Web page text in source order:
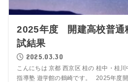
2025年度 開建高校普通
試結果
2025.03.30
こんにちは 京都 西京区 桂の 桂中・桂
指導塾 遊学館の鶴崎です。 2025年度